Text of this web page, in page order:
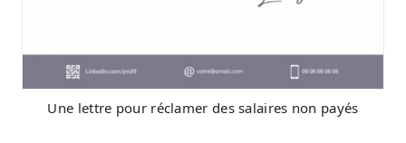
Une lettre pour réclamer des salaires non payés